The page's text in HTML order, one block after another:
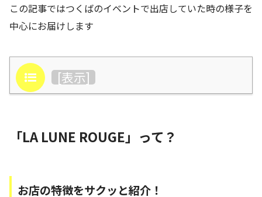
この記事ではつくばのイベントで出店していた時の様子を
中心にお届けします
目次 [表示]
「LA LUNE ROUGE」って？
お店の特徴をサクッと紹介！